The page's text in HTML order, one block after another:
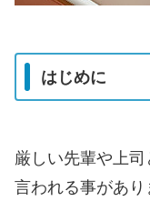
はじめに
厳しい先輩や上
言われる事があり